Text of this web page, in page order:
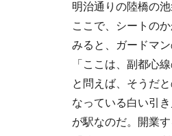
明治通りの陸橋の
ここで、シートの
みると、ガードマ
「ここは、副都心
と問えば、そうだ
なっている白い引
が駅なのだ。開業